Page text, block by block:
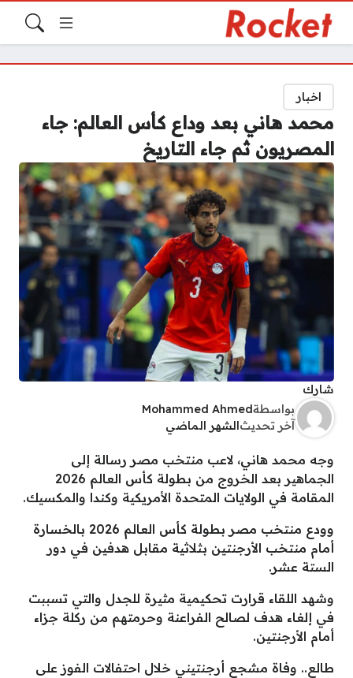
اخبار
محمد هاني بعد وداع كأس العالم: جاء
المصريون ثم جاء التاريخ
شارك
بواسطةMohammed Ahmed
آخر تحديث الشهر الماضي
وجه محمد هاني، لاعب منتخب مصر رسالة إلى
الجماهير بعد الخروج من بطولة كأس العالم 2026
المقامة في الولايات المتحدة الأمريكية وكندا والمكسيك.
وودع منتخب مصر بطولة كأس العالم 2026 بالخسارة
أمام منتخب الأرجنتين بثلاثية مقابل هدفين في دور
الستة عشر.
وشهد اللقاء قرارت تحكيمية مثيرة للجدل والتي تسببت
في إلغاء هدف لصالح الفراعنة وحرمتهم من ركلة جزاء
أمام الأرجنتين.
طالع.. وفاة مشجع أرجنتيني خلال احتفالات الفوز على